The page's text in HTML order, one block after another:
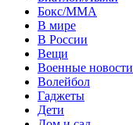
Бокс/MMA
В мире
В России
Вещи
Военные новости
Волейбол
Гаджеты
Дети